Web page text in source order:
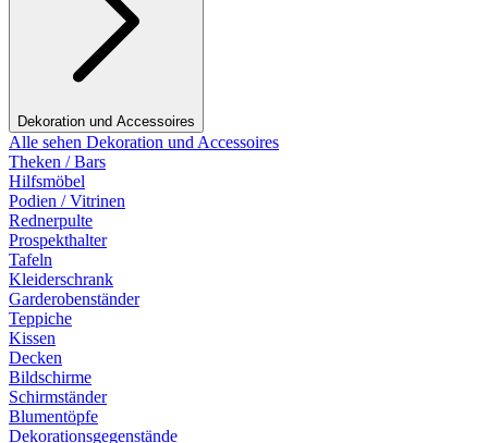
Dekoration und Accessoires
Alle sehen Dekoration und Accessoires
Theken / Bars
Hilfsmöbel
Podien / Vitrinen
Rednerpulte
Prospekthalter
Tafeln
Kleiderschrank
Garderobenständer
Teppiche
Kissen
Decken
Bildschirme
Schirmständer
Blumentöpfe
Dekorationsgegenstände